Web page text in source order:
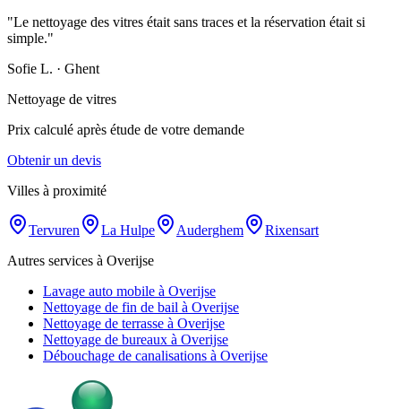
"Le nettoyage des vitres était sans traces et la réservation était si
simple."
Sofie L. · Ghent
Nettoyage de vitres
Prix calculé après étude de votre demande
Obtenir un devis
Villes à proximité
Tervuren La Hulpe Auderghem
Rixensart
Autres services à Overijse
Lavage auto mobile à Overijse
Nettoyage de fin de bail à Overijse
Nettoyage de terrasse à Overijse
Nettoyage de bureaux à Overijse
Débouchage de canalisations à Overijse